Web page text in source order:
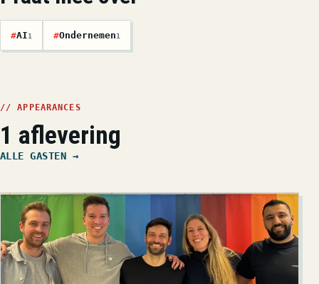
#AI1 #Ondernemen1
// APPEARANCES
1 aflevering
ALLE GASTEN →